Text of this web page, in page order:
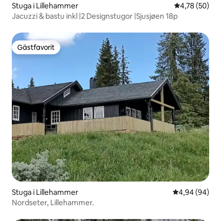
Stuga i Lillehammer 4,78 av 5 i
4,78 (50)
Jacuzzi & bastu inkl |2 Designstugor |Sjusjøen 18p
Gästfavorit
Gästfavorit
Stuga i Lillehammer 4,94 av 5 i
4,94 (94)
Nordseter, Lillehammer.